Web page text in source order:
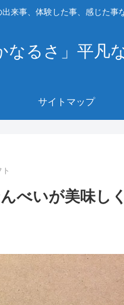
出来事、体験した事、感じた事
なるさ」平凡
サイトマップ
べいが美味し